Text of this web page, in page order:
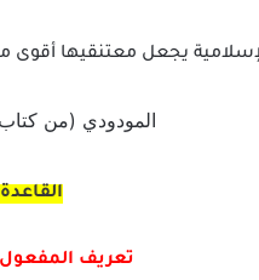
يجعل معتنقيها أقوى
المودودي (من
تعريف